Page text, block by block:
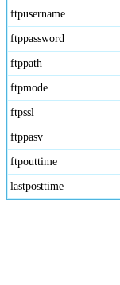
ftpusername
ftppassword
ftppath
ftpmode
ftpssl
ftppasv
ftpouttime
lastposttime